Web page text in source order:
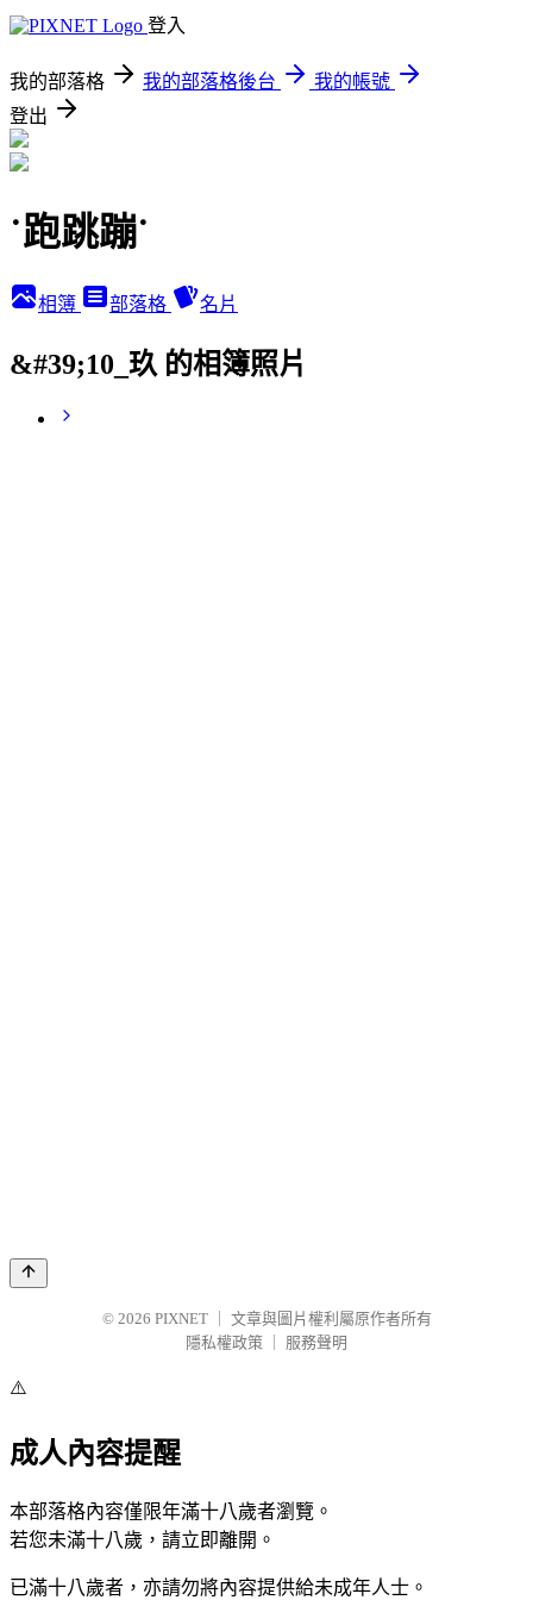
登入
我的部落格 我的部落格後台
我的帳號
登出
˙跑跳蹦˙
相簿 部落格 名片
&#39;10_玖 的相簿照片
© 2026 PIXNET
文章與圖片權利屬原作者所有
隱私權政策
服務聲明
⚠️
成人內容提醒
本部落格內容僅限年滿十八歲者瀏覽。
若您未滿十八歲，請立即離開。
已滿十八歲者，亦請勿將內容提供給未成年人士。